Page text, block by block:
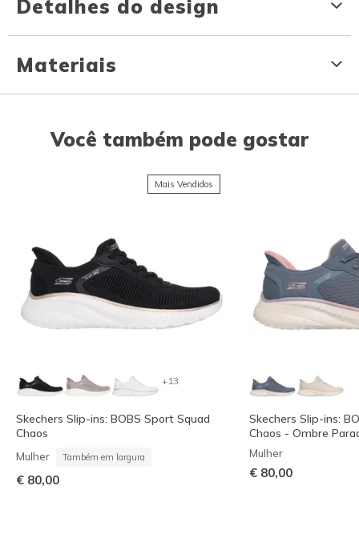
Detalhes do design
Materiais
Você também pode gostar
Mais Vendidos
+13
Skechers Slip-ins: BOBS Sport Squad
Chaos
Mulher Também em largura
€ 80,00
Skechers Slip-ins:
Chaos - Ombre
Mulher
€ 80,00